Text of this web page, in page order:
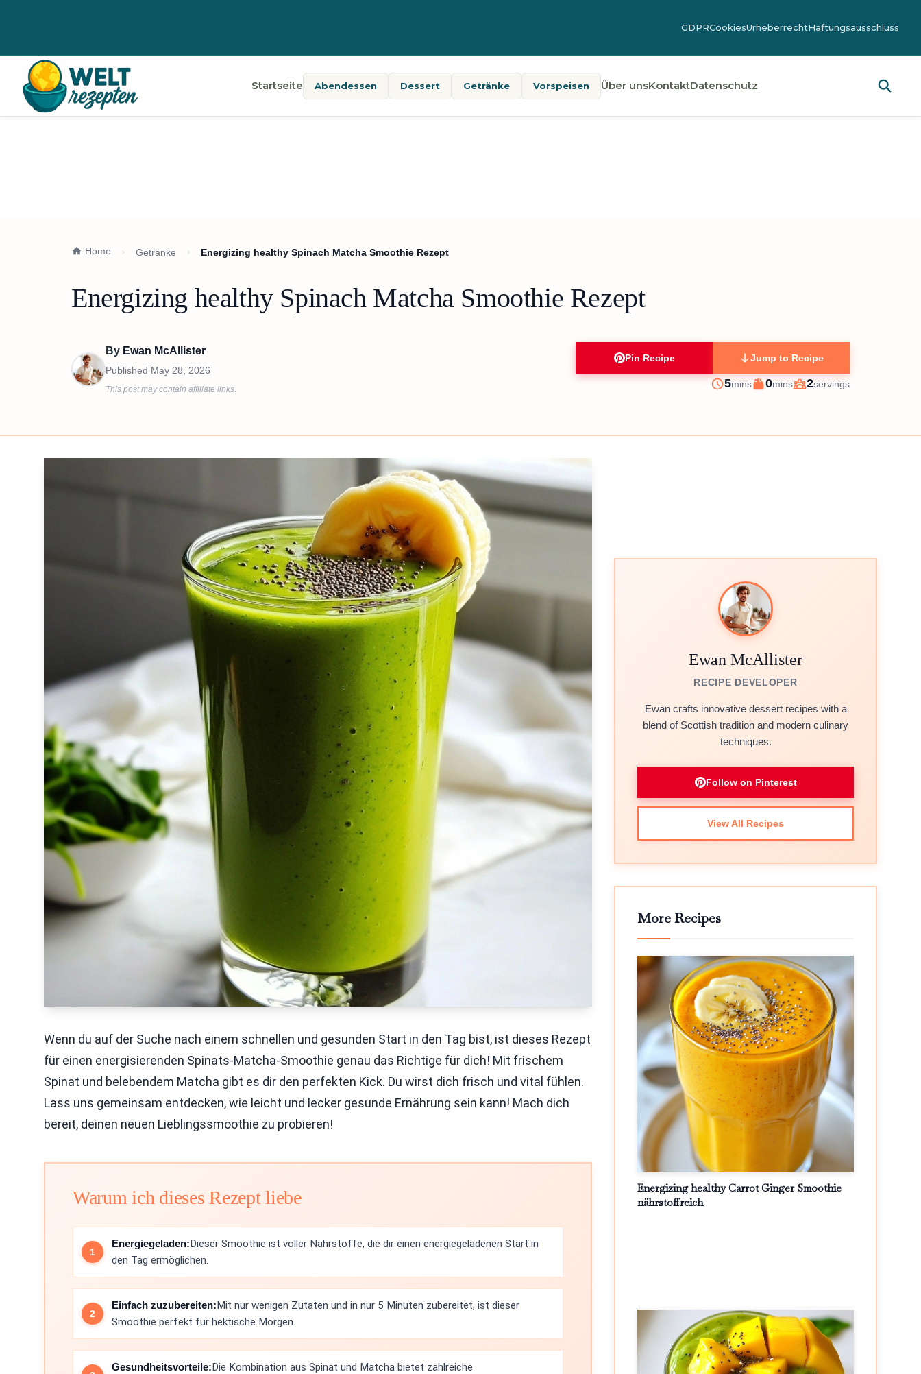
GDPRCookiesUrheberrechtHaftungsausschluss
Startseite Abendessen Dessert Getränke Vorspeisen Über unsKontaktDatenschutz
Home Getränke Energizing healthy Spinach Matcha Smoothie Rezept
Energizing healthy Spinach Matcha Smoothie Rezept
By Ewan McAllister
Published May 28, 2026
This post may contain affiliate links.
Pin Recipe Jump to Recipe
Prep
5minutes
mins
Cook
0minutes
mins
Servings
2servings
Wenn du auf der Suche nach einem schnellen und gesunden Start in den Tag bist, ist dieses Rezept
für einen energisierenden Spinats-Matcha-Smoothie genau das Richtige für dich! Mit frischem
Spinat und belebendem Matcha gibt es dir den perfekten Kick. Du wirst dich frisch und vital fühlen.
Lass uns gemeinsam entdecken, wie leicht und lecker gesunde Ernährung sein kann! Mach dich
bereit, deinen neuen Lieblingssmoothie zu probieren!
Warum ich dieses Rezept liebe
Energiegeladen:Dieser Smoothie ist voller Nährstoffe, die dir einen energiegeladenen Start in
den Tag ermöglichen.
Einfach zuzubereiten:Mit nur wenigen Zutaten und in nur 5 Minuten zubereitet, ist dieser
Smoothie perfekt für hektische Morgen.
Gesundheitsvorteile:Die Kombination aus Spinat und Matcha bietet zahlreiche
Ewan McAllister
RECIPE DEVELOPER
Ewan crafts innovative dessert recipes with a
blend of Scottish tradition and modern culinary
techniques.
Follow on Pinterest
View All Recipes
More Recipes
Energizing healthy Carrot Ginger Smoothie
nährstoffreich